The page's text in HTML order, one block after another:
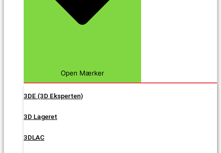
Open Mærker
3DE (3D Eksperten)
3D Lageret
3DLAC